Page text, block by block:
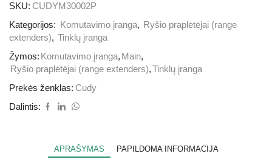
SKU: CUDYM30002P
Kategorijos:
Komutavimo įranga, Ryšio praplėtėjai (range
extenders), Tinklų įranga
Žymos: Komutavimo įranga, Main,
Ryšio praplėtėjai (range extenders),Tinklų įranga
Prekės ženklas: Cudy
Dalintis:
APRAŠYMAS PAPILDOMA INFORMACIJA